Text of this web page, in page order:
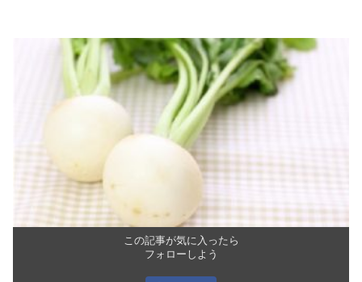
この記事が気に入ったら
フォローしよう